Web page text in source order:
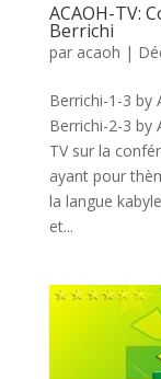
ACAOH-TV:
Berrichi
par acaoh |
Berrichi-1-3 by
Berrichi-2-3 by
TV sur la
ayant pour
la langue
et...